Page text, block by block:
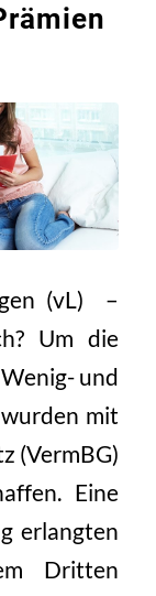
(vL) –
Um die
und
mit
(VermBG)
Eine
erlangten
Dritten